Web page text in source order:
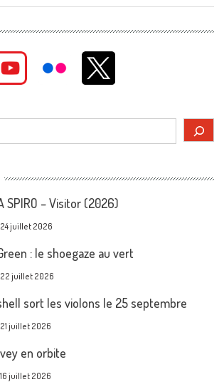
SPIRO – Visitor (2026)
24 juillet 2026
: le shoegaze au vert
22 juillet 2026
sort les violons le 25 septembre
21 juillet 2026
en orbite
16 juillet 2026